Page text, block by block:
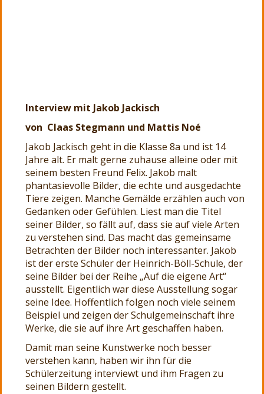
Interview mit Jakob Jackisch
von Claas Stegmann und Mattis Noé
Jakob Jackisch geht in die Klasse 8a und ist 14
Jahre alt. Er malt gerne zuhause alleine oder mit
seinem besten Freund Felix. Jakob malt
phantasievolle Bilder, die echte und ausgedachte
Tiere zeigen. Manche Gemälde erzählen auch von
Gedanken oder Gefühlen. Liest man die Titel
seiner Bilder, so fällt auf, dass sie auf viele Arten
zu verstehen sind. Das macht das gemeinsame
Betrachten der Bilder noch interessanter. Jakob
ist der erste Schüler der Heinrich-Böll-Schule, der
seine Bilder bei der Reihe „Auf die eigene Art“
ausstellt. Eigentlich war diese Ausstellung sogar
seine Idee. Hoffentlich folgen noch viele seinem
Beispiel und zeigen der Schulgemeinschaft ihre
Werke, die sie auf ihre Art geschaffen haben.
Damit man seine Kunstwerke noch besser
verstehen kann, haben wir ihn für die
Schülerzeitung interviewt und ihm Fragen zu
seinen Bildern gestellt.